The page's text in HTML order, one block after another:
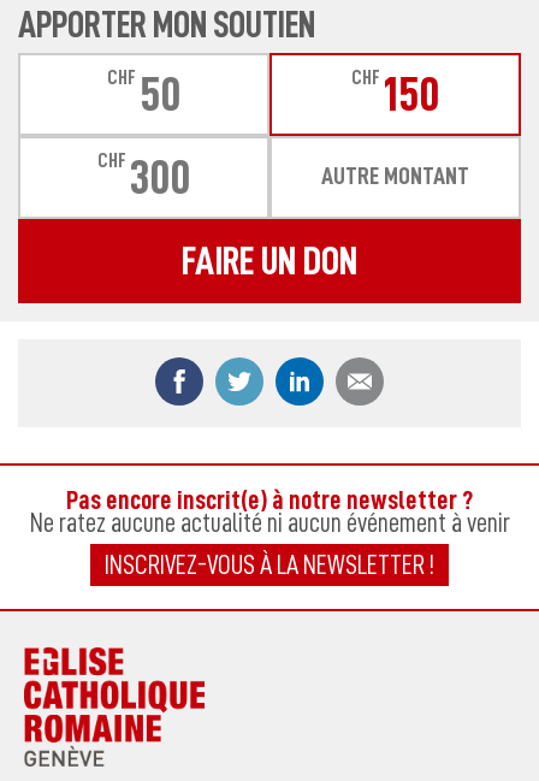
APPORTER MON SOUTIEN
CHF 50 CHF 150
CHF 300 AUTRE MONTANT
FAIRE UN DON
Partager ce contenu sur Facebook
Partager ce contenu sur Twitter
Partager ce contenu
Pas encore inscrit(e) à notre newsletter ?
Ne ratez aucune actualité ni aucun événement à venir
INSCRIVEZ-VOUS À LA NEWSLETTER !